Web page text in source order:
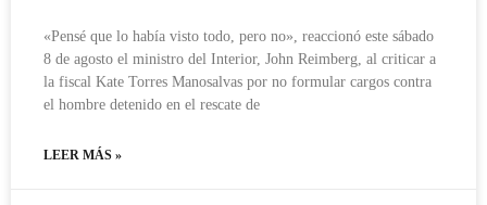
«Pensé que lo había visto todo, pero no», reaccionó este sábado
8 de agosto el ministro del Interior, John Reimberg, al criticar a
la fiscal Kate Torres Manosalvas por no formular cargos contra
el hombre detenido en el rescate de
LEER MÁS »